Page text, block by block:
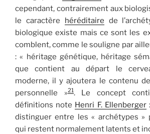
cependant, contrairement aux
le caractère héréditaire de
biologique existe mais ce sont les
comblent, comme le souligne par
: « héritage génétique, héritage
que contient au départ le
moderne, il y ajoutera le contenu
personnelle »21. Le concept
définitions note Henri F. Ellenberger
distinguer entre les « archétypes »
qui restent normalement latents et